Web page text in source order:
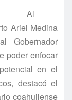
Al
Ariel Medina
Gobernador
poder enfocar
en el
destacó el
coahuilense